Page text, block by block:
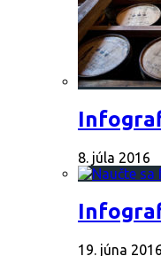
8. júla 2016
19. júna 2016